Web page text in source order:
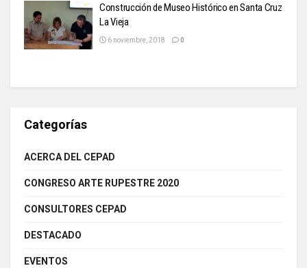
Construcción de Museo Histórico en Santa Cruz
La Vieja
6 noviembre, 2018 0
Categorías
ACERCA DEL CEPAD
CONGRESO ARTE RUPESTRE 2020
CONSULTORES CEPAD
DESTACADO
EVENTOS